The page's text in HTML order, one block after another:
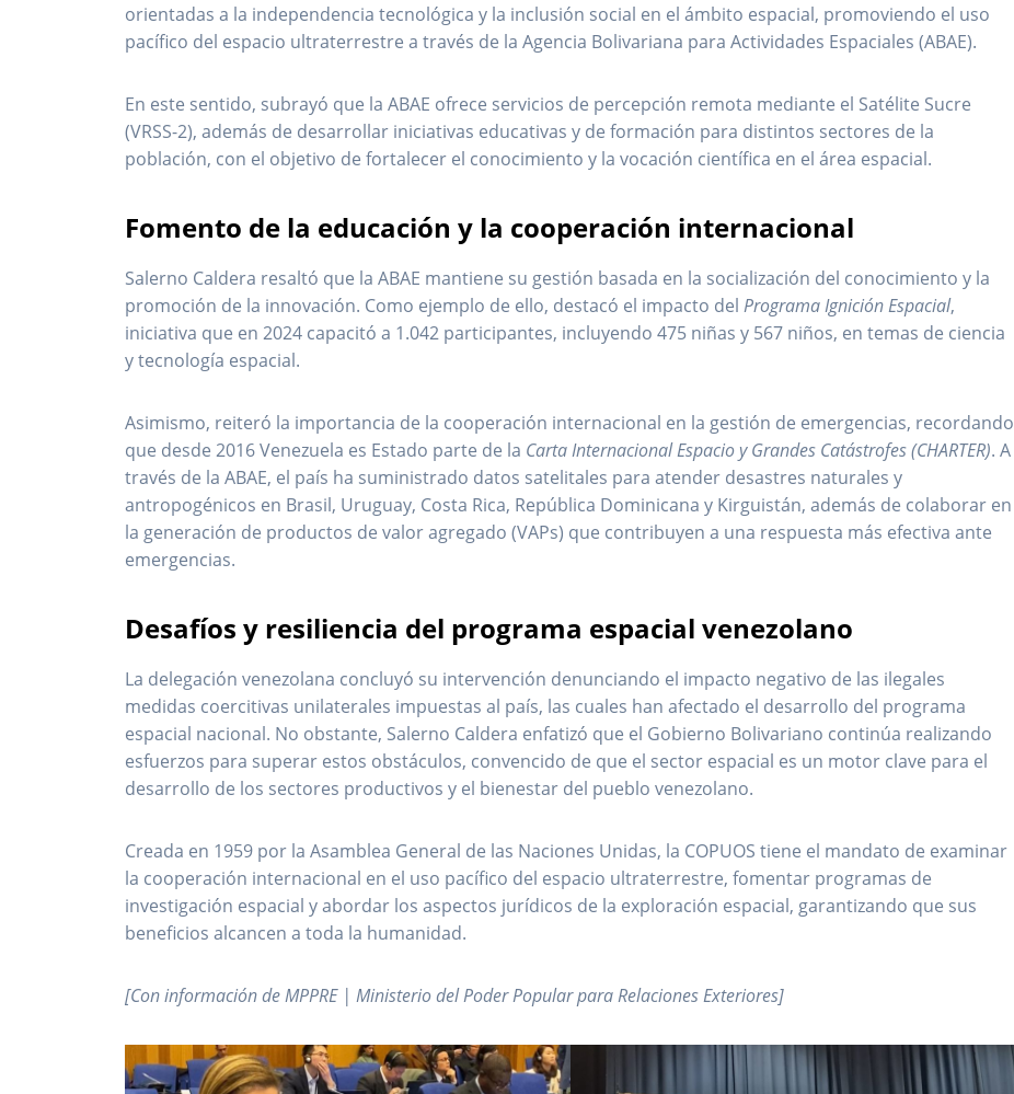
orientadas a la independencia tecnológica y la inclusión social en el ámbito espacial, promoviendo el uso
pacífico del espacio ultraterrestre a través de la Agencia Bolivariana para Actividades Espaciales (ABAE).
En este sentido, subrayó que la ABAE ofrece servicios de percepción remota mediante el Satélite Sucre
(VRSS-2), además de desarrollar iniciativas educativas y de formación para distintos sectores de la
población, con el objetivo de fortalecer el conocimiento y la vocación científica en el área espacial.
Fomento de la educación y la cooperación internacional
Salerno Caldera resaltó que la ABAE mantiene su gestión basada en la socialización del conocimiento y la
promoción de la innovación. Como ejemplo de ello, destacó el impacto delPrograma Ignición Espacial,
iniciativa que en 2024 capacitó a 1.042 participantes, incluyendo 475 niñas y 567 niños, en temas de ciencia
y tecnología espacial.
Asimismo, reiteró la importancia de la cooperación internacional en la gestión de emergencias, recordando
que desde 2016 Venezuela es Estado parte de la Carta Internacional Espacio y Grandes Catástrofes (CHARTER). A
través de la ABAE, el país ha suministrado datos satelitales para atender desastres naturales y
antropogénicos en Brasil, Uruguay, Costa Rica, República Dominicana y Kirguistán, además de colaborar en
la generación de productos de valor agregado (VAPs) que contribuyen a una respuesta más efectiva ante
emergencias.
Desafíos y resiliencia del programa espacial venezolano
La delegación venezolana concluyó su intervención denunciando el impacto negativo de las ilegales
medidas coercitivas unilaterales impuestas al país, las cuales han afectado el desarrollo del programa
espacial nacional. No obstante, Salerno Caldera enfatizó que el Gobierno Bolivariano continúa realizando
esfuerzos para superar estos obstáculos, convencido de que el sector espacial es un motor clave para el
desarrollo de los sectores productivos y el bienestar del pueblo venezolano.
Creada en 1959 por la Asamblea General de las Naciones Unidas, la COPUOS tiene el mandato de examinar
la cooperación internacional en el uso pacífico del espacio ultraterrestre, fomentar programas de
investigación espacial y abordar los aspectos jurídicos de la exploración espacial, garantizando que sus
beneficios alcancen a toda la humanidad.
[Con información de MPPRE | Ministerio del Poder Popular para Relaciones Exteriores]